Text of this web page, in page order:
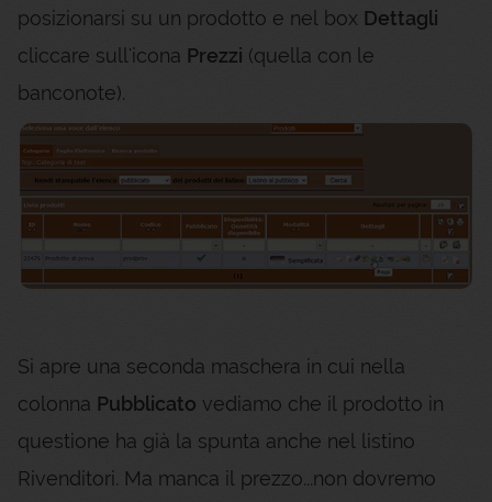
posizionarsi su un prodotto e nel box Dettagli
cliccare sull'icona Prezzi (quella con le
banconote).
Si apre una seconda maschera in cui nella
colonna Pubblicato vediamo che il prodotto in
questione ha già la spunta anche nel listino
Rivenditori. Ma manca il prezzo...non dovremo